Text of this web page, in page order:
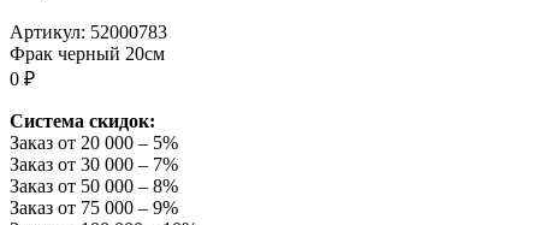
Артикул: 52000783
Фрак черный 20см
0 ₽
Система скидок:
Заказ от 20 000 – 5%
Заказ от 30 000 – 7%
Заказ от 50 000 – 8%
Заказ от 75 000 – 9%